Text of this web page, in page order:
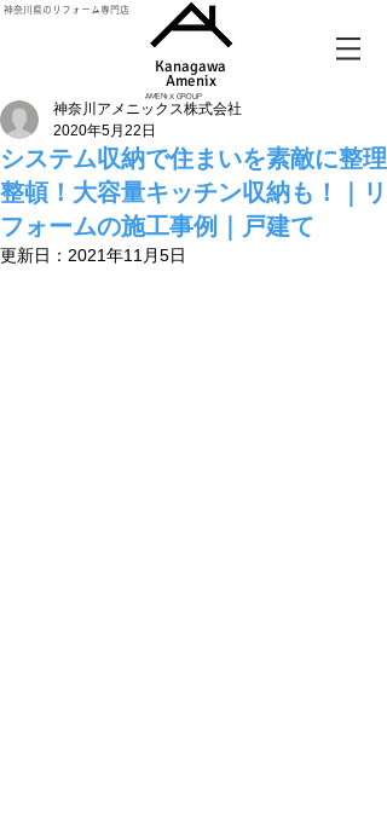
神奈川県のリフォーム専門店
Kanagawa
Amenix​
AMENIX GROUP
システム収納で住まいを素敵に整理
整頓！大容量キッチン収納も！｜リ
フォームの施工事例｜戸建て
神奈川アメニックス株式会社
2020年5月22日
更新日： 2021年11月5日